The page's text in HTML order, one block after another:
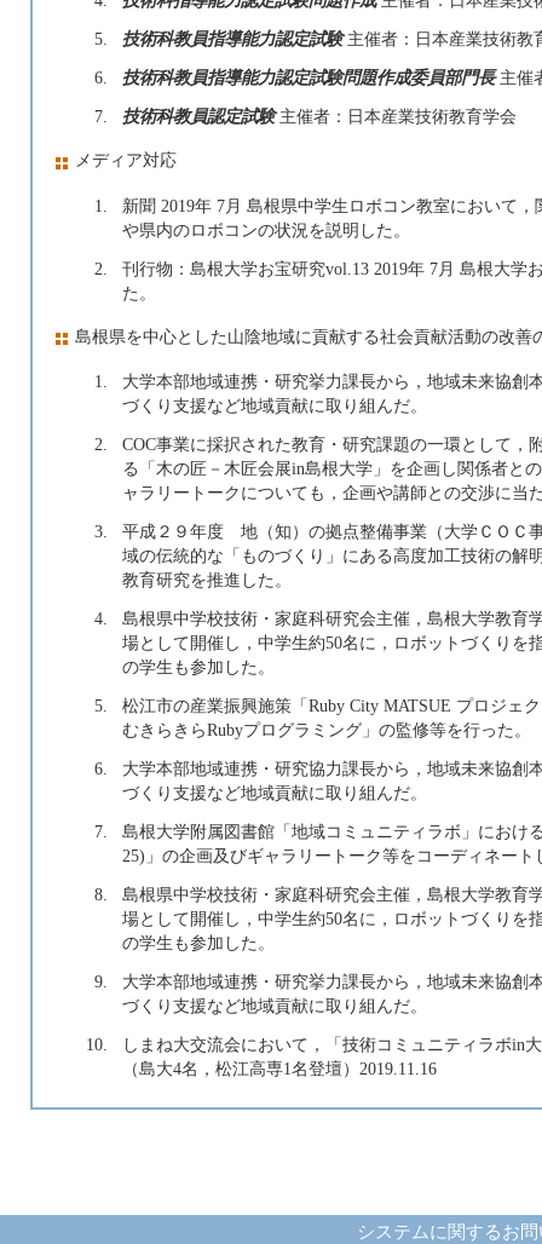
5.
技術科教員指導能力認定試験主催者：日本産業技術教
6.
技術科教員指導能力認定試験問題作成委員部門長主催
7.
技術科教員認定試験主催者：日本産業技術教育学会
メディア対応
1.
新聞 2019年 7月 島根県中学生ロボコン教室において
や県内のロボコンの状況を説明した。
2.
刊行物：島根大学お宝研究vol.13 2019年 7月 島根大学
た。
島根県を中心とした山陰地域に貢献する社会貢献活動の改善
1.
大学本部地域連携・研究挙力課長から，地域未来協創
づくり支援など地域貢献に取り組んだ。
2.
COC事業に採択された教育・研究課題の一環として
る「木の匠－木匠会展in島根大学」を企画し関係者と
ャラリートークについても，企画や講師との交渉に当
3.
平成２９年度 地（知）の拠点整備事業（大学ＣＯＣ
域の伝統的な「ものづくり」にある高度加工技術の解
教育研究を推進した。
4.
島根県中学校技術・家庭科研究会主催，島根大学教育
場として開催し，中学生約50名に，ロボットづくりを
の学生も参加した。
5.
松江市の産業振興施策「Ruby City MATSUE プロジェ
むきらきらRubyプログラミング」の監修等を行った。
6.
大学本部地域連携・研究協力課長から，地域未来協創
づくり支援など地域貢献に取り組んだ。
7.
島根大学附属図書館「地域コミュニティラボ」におけ
25)」の企画及びギャラリートーク等をコーディネート
8.
島根県中学校技術・家庭科研究会主催，島根大学教育
場として開催し，中学生約50名に，ロボットづくりを
の学生も参加した。
9.
大学本部地域連携・研究挙力課長から，地域未来協創
づくり支援など地域貢献に取り組んだ。
10.
しまね大交流会において，「技術コミュニティラボin
（島大4名，松江高専1名登壇）2019.11.16
システムに関するお